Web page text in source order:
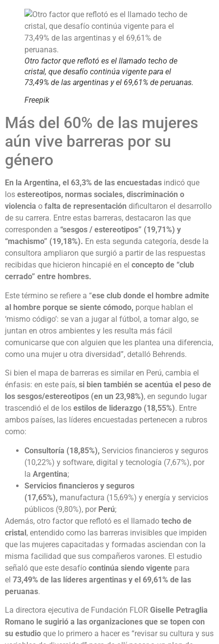
Otro factor que reflotó es el llamado techo de
cristal, que desafío continúa vigente para el
73,49% de las argentinas y el 69,61% de peruanas.
Freepik
Más del 60% de las mujeres
aún vive barreras por su
género
En la Argentina, el 63,3% de las encuestadas indicó que
los estereotipos, normas sociales, discriminación o
violencia o falta de representación dificultaron el desarrollo
de su carrera. Entre estas barreras, destacaron las que
corresponden a “sesgos / estereotipos” (19,71%) y
“machismo” (19,18%). En esta segunda categoría, desde la
consultora ampliaron que surgió a partir de las respuestas
recibidas que hicieron hincapié en el concepto de “club
cerrado” entre hombres.
Este término se refiere a “ese club donde el hombre admite
al hombre porque se siente cómodo, porque hablan el
‘mismo código’: se van a jugar al fútbol, a tomar algo, se
juntan en otros ambientes y les resulta más fácil
comunicarse que con alguien que les plantea una diferencia,
como una mujer u otra diversidad”, detalló Behrends.
Si bien el mapa de barreras es similar en Perú, cambia el
énfasis: en este país, si bien también se acentúa el peso de
los sesgos/estereotipos (en un 23,98%), en segundo lugar
trascendió el de los estilos de liderazgo (18,55%). Entre
ambos países, las líderes encuestadas pertenecen a rubros
como:
Consultoría (18,85%), Servicios financieros y seguros
(10,22%) y software, digital y tecnología (7,67%), por
la Argentina;
Servicios financieros y seguros
(17,65%), manufactura (15,69%) y energía y servicios
públicos (9,80%), por Perú;
Además, otro factor que reflotó es el llamado techo de
cristal, entendido como las barreras invisibles que impiden
que las mujeres capacitadas y formadas asciendan con la
misma facilidad que sus compañeros varones. El estudio
señaló que este desafío continúa siendo vigente para
el 73,49% de las líderes argentinas y el 69,61% de las
peruanas.
La directora ejecutiva de Fundación FLOR Giselle Petraglia
Romano le sugirió a las organizaciones que se topen con
su estudio que lo primero a hacer es “revisar su cultura y sus